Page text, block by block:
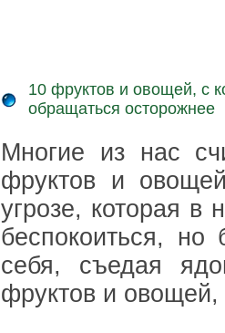
10 фруктов и овощей, с
обращаться осторожнее
Многие из нас
фруктов и
угрозе, которая в
беспокоиться,
себя, съедая
фруктов и овощей,